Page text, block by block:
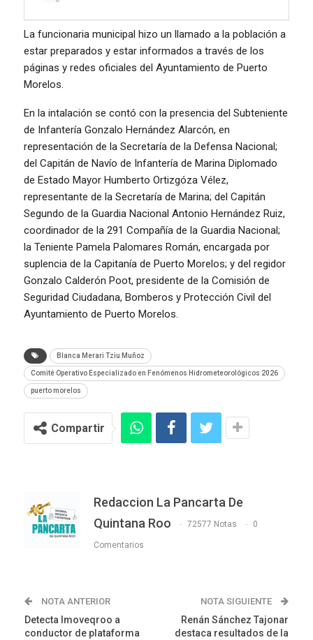
La funcionaria municipal hizo un llamado a la población a
estar preparados y estar informados a través de los
páginas y redes oficiales del Ayuntamiento de Puerto
Morelos.
En la intalación se contó con la presencia del Subteniente
de Infantería Gonzalo Hernández Alarcón, en
representación de la Secretaría de la Defensa Nacional;
del Capitán de Navío de Infantería de Marina Diplomado
de Estado Mayor Humberto Ortizgóza Vélez,
representante de la Secretaría de Marina; del Capitán
Segundo de la Guardia Nacional Antonio Hernández Ruiz,
coordinador de la 291 Compañía de la Guardia Nacional;
la Teniente Pamela Palomares Román, encargada por
suplencia de la Capitanía de Puerto Morelos; y del regidor
Gonzalo Calderón Poot, presidente de la Comisión de
Seguridad Ciudadana, Bomberos y Protección Civil del
Ayuntamiento de Puerto Morelos.
Blanca Merari Tziu Muñoz
Comité Operativo Especializado en Fenómenos Hidrometeorológicos 2026
puerto morelos
Compartir
Redaccion La Pancarta De
Quintana Roo
72577 Notas 0
Comentarios
NOTA ANTERIOR
Detecta Imoveqroo a
conductor de plataforma
NOTA SIGUIENTE
Renán Sánchez Tajonar
destaca resultados de la